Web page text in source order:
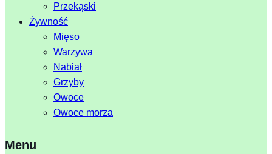
Przekąski
Żywność
Mięso
Warzywa
Nabiał
Grzyby
Owoce
Owoce morza
Menu